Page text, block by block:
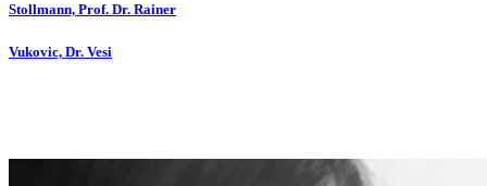
Stollmann, Prof. Dr. Rainer
Vukovic, Dr. Vesi